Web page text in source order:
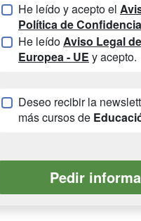
He leído y acepto el
Política de
He leídoAviso Legal
Europea - UE y acepto.
Deseo recibir la
más cursos de